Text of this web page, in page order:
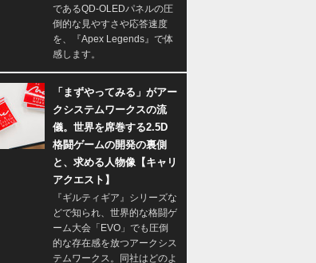
であるQD-OLEDパネルの圧
倒的な見やすさや応答速度
を、『Apex Legends』で体
感します。
「まずやってみる」がアー
クシステムワークスの流
儀。世界を席巻する2.5D
格闘ゲームの開発の裏側
と、求める人物像【キャリ
アクエスト】
『ギルティギア』シリーズな
どで知られ、世界的な格闘ゲ
ーム大会「EVO」でも圧倒
的な存在感を放つアークシス
テムワークス。同社はどのよ